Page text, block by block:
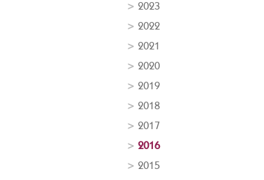
2023
2022
2021
2020
2019
2018
2017
2016
2015